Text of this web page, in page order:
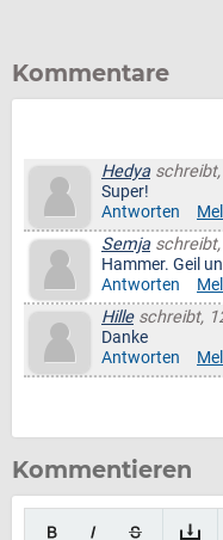
Kommentare
Hedya
Super!
Antworten
Semjaschreibt,
Hammer. Geil
Antworten
Hilleschreibt,
Danke
Antworten
Kommentieren